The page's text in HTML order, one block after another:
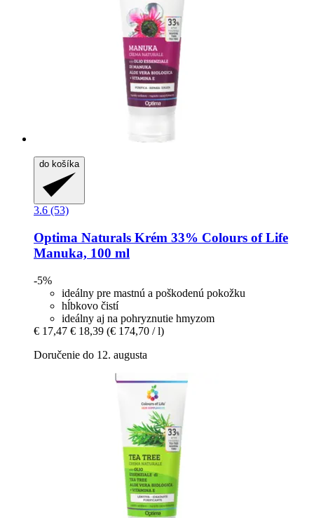
do košíka
3.6 (53)
Optima Naturals Krém 33% Colours of Life
Manuka, 100 ml
-5%
ideálny pre mastnú a poškodenú pokožku
hĺbkovo čistí
ideálny aj na pohryznutie hmyzom
€ 17,47 € 18,39 (€ 174,70 / l)
Doručenie do 12. augusta